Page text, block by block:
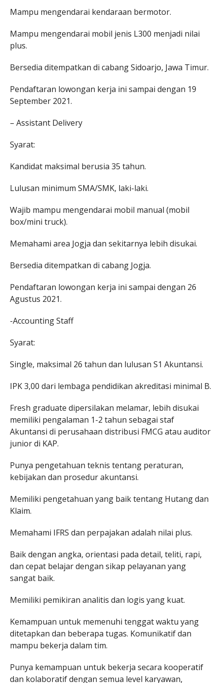
Mampu mengendarai kendaraan bermotor.
Mampu mengendarai mobil jenis L300 menjadi nilai
plus.
Bersedia ditempatkan di cabang Sidoarjo, Jawa Timur.
Pendaftaran lowongan kerja ini sampai dengan 19
September 2021.
– Assistant Delivery
Syarat:
Kandidat maksimal berusia 35 tahun.
Lulusan minimum SMA/SMK, laki-laki.
Wajib mampu mengendarai mobil manual (mobil
box/mini truck).
Memahami area Jogja dan sekitarnya lebih disukai.
Bersedia ditempatkan di cabang Jogja.
Pendaftaran lowongan kerja ini sampai dengan 26
Agustus 2021.
-Accounting Staff
Syarat:
Single, maksimal 26 tahun dan lulusan S1 Akuntansi.
IPK 3,00 dari lembaga pendidikan akreditasi minimal B.
Fresh graduate dipersilakan melamar, lebih disukai
memiliki pengalaman 1-2 tahun sebagai staf
Akuntansi di perusahaan distribusi FMCG atau auditor
junior di KAP.
Punya pengetahuan teknis tentang peraturan,
kebijakan dan prosedur akuntansi.
Memiliki pengetahuan yang baik tentang Hutang dan
Klaim.
Memahami IFRS dan perpajakan adalah nilai plus.
Baik dengan angka, orientasi pada detail, teliti, rapi,
dan cepat belajar dengan sikap pelayanan yang
sangat baik.
Memiliki pemikiran analitis dan logis yang kuat.
Kemampuan untuk memenuhi tenggat waktu yang
ditetapkan dan beberapa tugas. Komunikatif dan
mampu bekerja dalam tim.
Punya kemampuan untuk bekerja secara kooperatif
dan kolaboratif dengan semua level karyawan,